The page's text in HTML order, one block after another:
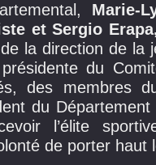
Marie-
et Sergio
la direction de la
du
des membres
du
l’élite
de porter haut